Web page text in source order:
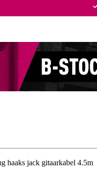
haaks jack gitaarkabel 4.5m